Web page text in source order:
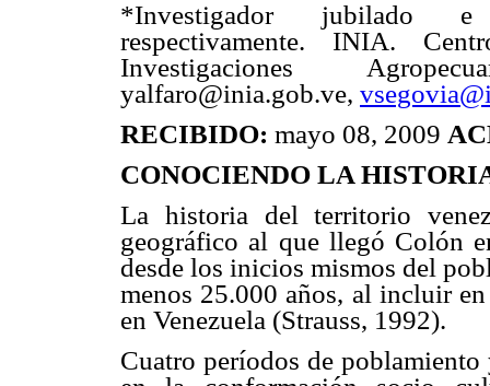
*Investigador jubilado e
respectivamente. INIA.
Investigaciones
yalfaro@inia.gob.ve,
RECIBIDO: mayo 08, 2009
CONOCIENDO LA
La historia del territorio
geográfico al que llegó Colón
desde los inicios mismos del
menos 25.000 años, al incluir
en Venezuela (Strauss, 1992).
Cuatro períodos de